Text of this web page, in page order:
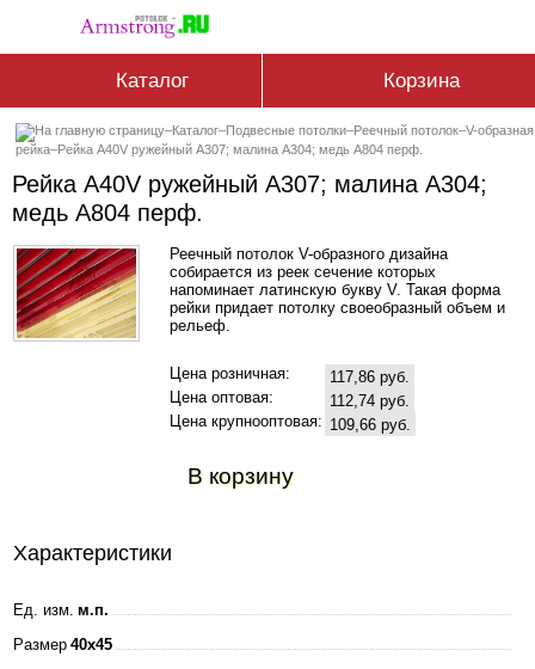
Каталог Корзина
–Каталог–Подвесные потолки–Реечный потолок–V-образная
рейка–Рейка A40V ружейный А307; малина А304; медь А804 перф.
Рейка A40V ружейный А307; малина А304;
медь А804 перф.
Реечный потолок V-образного дизайна
собирается из реек сечение которых
напоминает латинскую букву V. Такая форма
рейки придает потолку своеобразный объем и
рельеф.
Цена розничная:
117,86 руб.
Цена оптовая:
112,74 руб.
Цена крупнооптовая: 109,66 руб.
В корзину
Характеристики
Ед. изм. м.п.
Размер 40x45